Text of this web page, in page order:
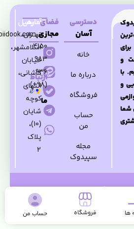
و
با
و
شما
فضای
مجازی
ارتباط
با
ما
شماره
تماس
4150
983
936
(98+)
آدرس
تهــران،
اسلامشهر،
خیابان
کاشانی،
انتهای
کوچه
شایان
(10)،
پلاک
2
ایمیل
دسترسی
آسان
خانه
درباره ما
فروشگاه
حساب
من
مجله
سپیدوک
برایفروشگاه خرازی سپیدوکمحفوظ میباشد “
ها فروشگاه حساب من